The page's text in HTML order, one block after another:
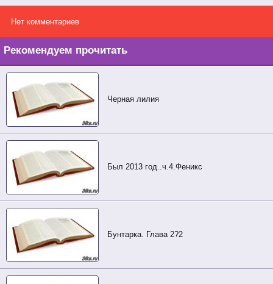
Нет комментариев
Рекомендуем прочитать
Черная лилия
Был 2013 год..ч.4.Феникс
Бунтарка. Глава 2?2